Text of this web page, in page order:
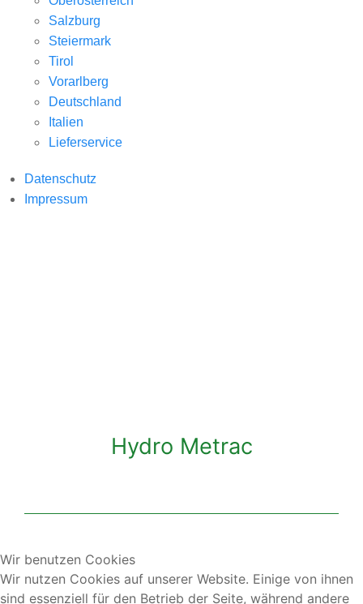
Salzburg
Steiermark
Tirol
Vorarlberg
Deutschland
Italien
Lieferservice
Datenschutz
Impressum
Hydro Metrac
Wir benutzen Cookies
Wir nutzen Cookies auf unserer Website. Einige von ihnen
sind essenziell für den Betrieb der Seite, während andere